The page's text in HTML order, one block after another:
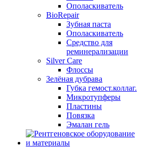
Ополаскиватель
BioRepair
Зубная паста
Ополаскиватель
Средство для
реминерализации
Silver Care
Флоссы
Зелёная дубрава
Губка гемост.коллаг.
Микротупферы
Пластины
Повязка
Эмалан гель